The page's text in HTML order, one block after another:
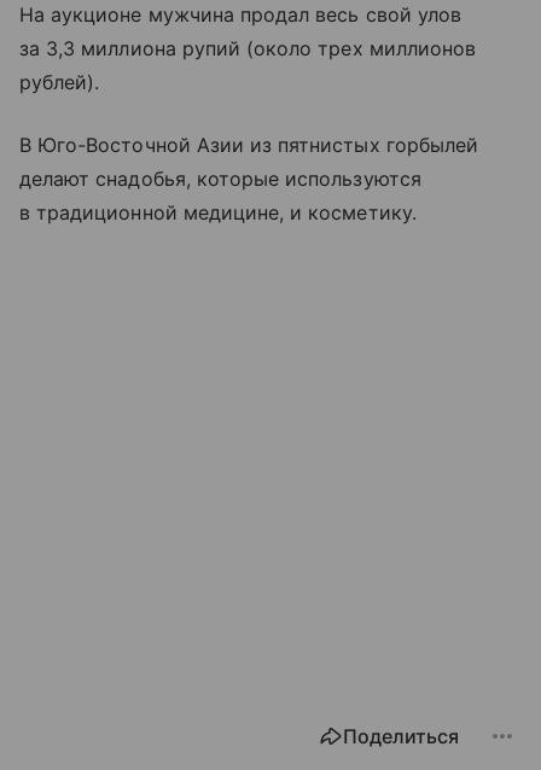
На аукционе мужчина продал весь свой улов
за 3,3 миллиона рупий (около трех миллионов
рублей).
В Юго-Восточной Азии из пятнистых горбылей
делают снадобья, которые используются
в традиционной медицине, и косметику.
Поделиться